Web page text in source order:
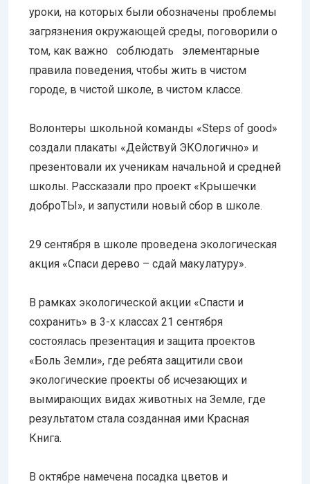
уроки, на которых были обозначены проблемы
загрязнения окружающей среды, поговорили о
том, как важно соблюдать элементарные
правила поведения, чтобы жить в чистом
городе, в чистой школе, в чистом классе.
Волонтеры школьной команды «Steps of good»
создали плакаты «Действуй ЭКОлогично» и
презентовали их ученикам начальной и средней
школы. Рассказали про проект «Крышечки
доброТЫ», и запустили новый сбор в школе.
29 сентября в школе проведена экологическая
акция «Спаси дерево – сдай макулатуру».
В рамках экологической акции «Спасти и
сохранить» в 3-х классах 21 сентября
состоялась презентация и защита проектов
«Боль Земли», где ребята защитили свои
экологические проекты об исчезающих и
вымирающих видах животных на Земле, где
результатом стала созданная ими Красная
Книга.
В октябре намечена посадка цветов и